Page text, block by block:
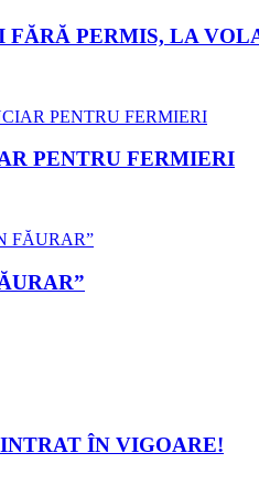
FĂRĂ PERMIS, LA
PENTRU FERMIERI
ÎN VIGOARE!